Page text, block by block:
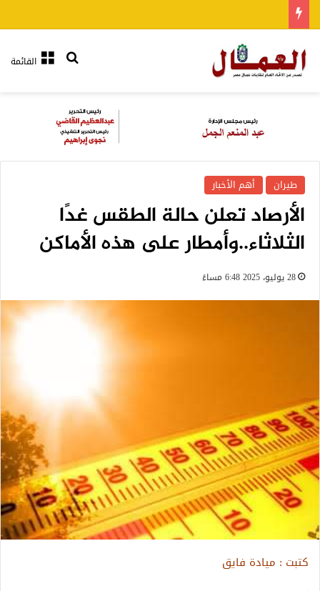
القائمةبحث عن
طيران أهم الأخبار
الأرصاد تعلن حالة الطقس غدًا
الثلاثاء..وأمطار على هذه الأماكن
28 يوليو، 2025 6:48 مساءً
كتبت : ميادة فايق